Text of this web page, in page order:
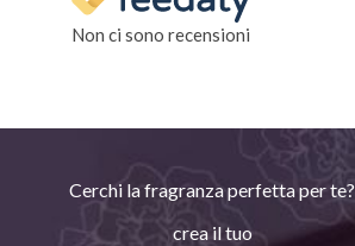
Non ci sono recensioni
Cerchi la fragranza perfetta per te?
crea il tuo